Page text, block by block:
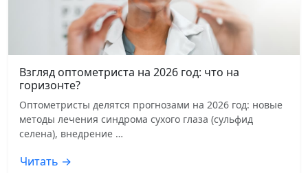
Взгляд оптометриста на 2026 год: что на
горизонте?
Оптометристы делятся прогнозами на 2026 год: новые
методы лечения синдрома сухого глаза (сульфид
селена), внедрение …
Читать →